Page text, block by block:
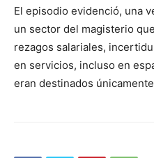
El episodio evidenció, una
un sector del magisterio
rezagos salariales,
en servicios, incluso en
eran destinados